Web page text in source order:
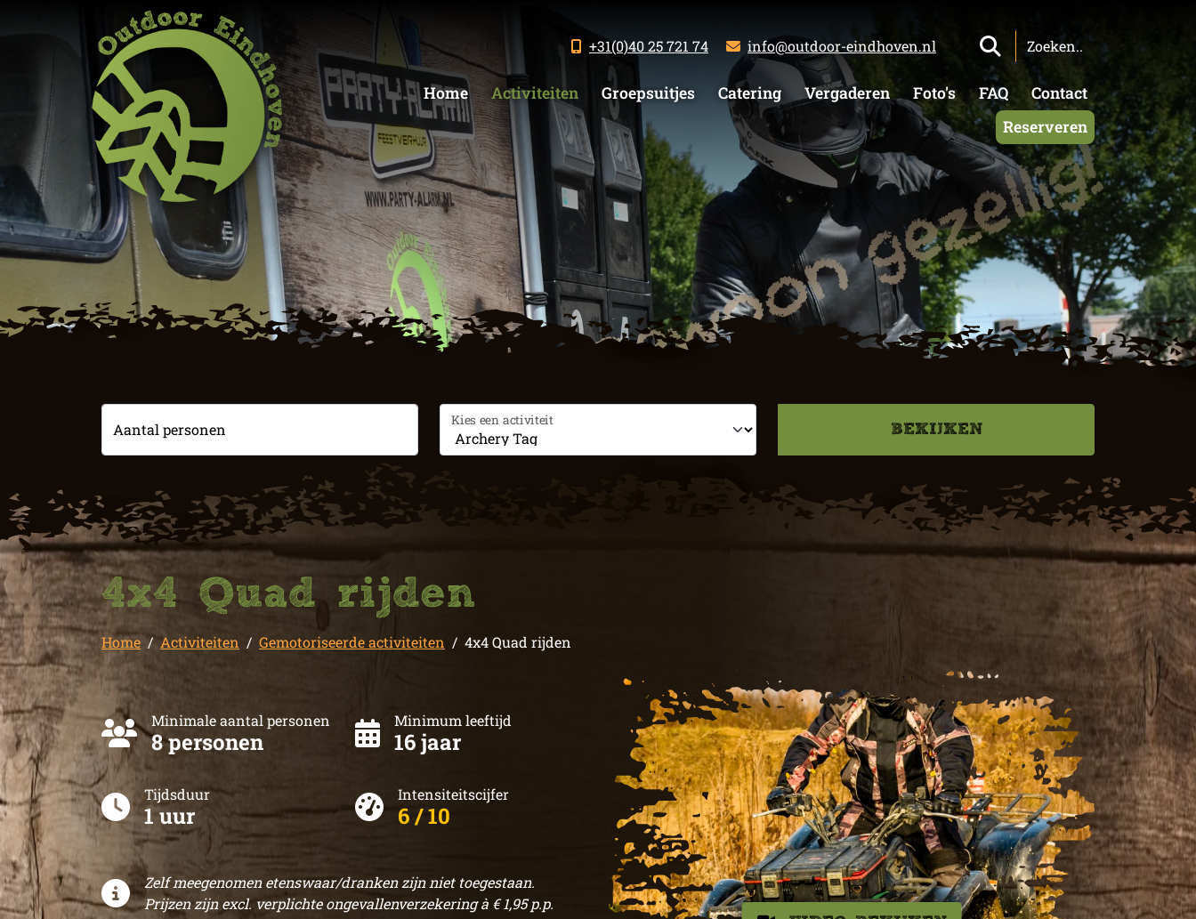
+31(0)40 25 721 74 info@outdoor-eindhoven.nl
Home Activiteiten Groepsuitjes Catering Vergaderen Foto's FAQ
Contact
Reserveren
Aantal personen
Kies een activiteit
BEKIJKEN
4x4 Quad rijden
Home Activiteiten Gemotoriseerde activiteiten 4x4 Quad rijden
Minimale aantal personen
8 personen
Minimum leeftijd
16 jaar
Tijdsduur
1 uur
Intensiteitscijfer
6 / 10
Zelf meegenomen etenswaar/dranken zijn niet toegestaan.
Prijzen zijn excl. verplichte ongevallenverzekering à € 1,95 p.p.